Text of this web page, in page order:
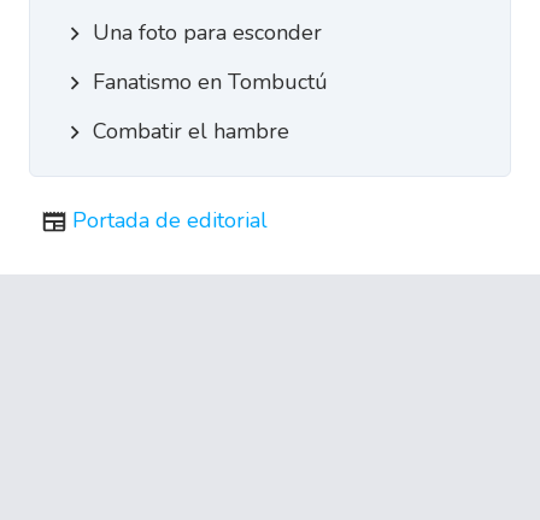
Una foto para esconder
Fanatismo en Tombuctú
Combatir el hambre
Portada de editorial